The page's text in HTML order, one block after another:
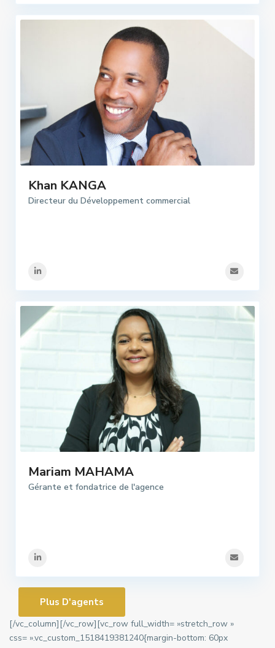
Khan KANGA
Directeur du Développement commercial
Mariam MAHAMA
Gérante et fondatrice de l'agence
Plus D'agents
[/vc_column][/vc_row][vc_row full_width= »stretch_row »
css= ».vc_custom_1518419381240{margin-bottom: 60px